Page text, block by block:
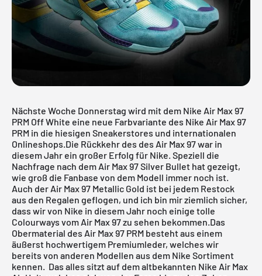
Nächste Woche Donnerstag wird mit dem Nike Air Max 97
PRM Off White eine neue Farbvariante des Nike Air Max97
PRM in die hiesigen Sneakerstores und internationalen
Onlineshops.Die Rückkehr des des Air Max97 war in
diesem Jahr ein großer Erfolg für Nike. Speziell die
Nachfrage nach dem Air Max 97 Silver Bullet hat gezeigt,
wie groß die Fanbase von dem Modell immer noch ist.
Auch der Air Max 97 Metallic Gold ist bei jedem Restock
aus den Regalen geflogen, und ich bin mir ziemlich sicher,
dass wir von Nike in diesem Jahr noch einige tolle
Colourways vom Air Max 97zu sehen bekommen.Das
Obermaterial des Air Max 97 PRM besteht aus einem
äußerst hochwertigem Premiumleder, welches wir
bereits von anderen Modellen aus dem Nike Sortiment
kennen. Das alles sitzt auf dem altbekannten Nike Air Max